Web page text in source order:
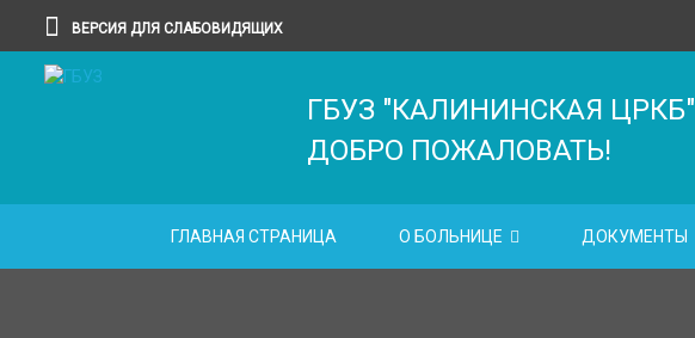
ВЕРСИЯ ДЛЯ СЛАБОВИДЯЩИХ
ГБУЗ "КАЛИНИНСКАЯ ЦРКБ"
ДОБРО ПОЖАЛОВАТЬ!
ГЛАВНАЯ СТРАНИЦА О БОЛЬНИЦЕ ДОКУМЕНТЫ